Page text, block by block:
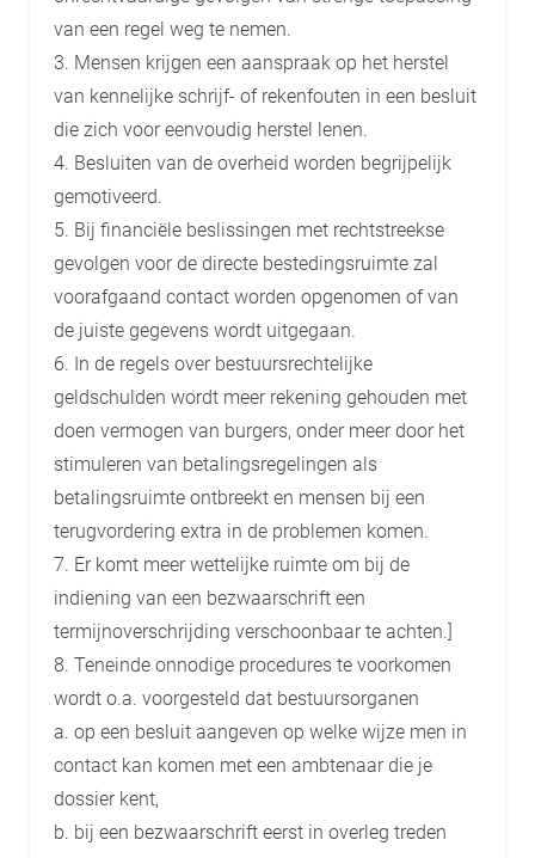
van een regel weg te nemen.
3. Mensen krijgen een aanspraak op het herstel
van kennelijke schrijf- of rekenfouten in een besluit
die zich voor eenvoudig herstel lenen.
4. Besluiten van de overheid worden begrijpelijk
gemotiveerd.
5. Bij financiële beslissingen met rechtstreekse
gevolgen voor de directe bestedingsruimte zal
voorafgaand contact worden opgenomen of van
de juiste gegevens wordt uitgegaan.
6. In de regels over bestuursrechtelijke
geldschulden wordt meer rekening gehouden met
doen vermogen van burgers, onder meer door het
stimuleren van betalingsregelingen als
betalingsruimte ontbreekt en mensen bij een
terugvordering extra in de problemen komen.
7. Er komt meer wettelijke ruimte om bij de
indiening van een bezwaarschrift een
termijnoverschrijding verschoonbaar te achten.]
8. Teneinde onnodige procedures te voorkomen
wordt o.a. voorgesteld dat bestuursorganen
a. op een besluit aangeven op welke wijze men in
contact kan komen met een ambtenaar die je
dossier kent,
b. bij een bezwaarschrift eerst in overleg treden